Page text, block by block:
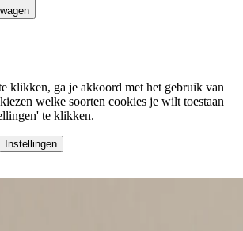
klikken, ga je akkoord met het gebruik van
welke soorten cookies je wilt toestaan
te klikken.
Instellingen